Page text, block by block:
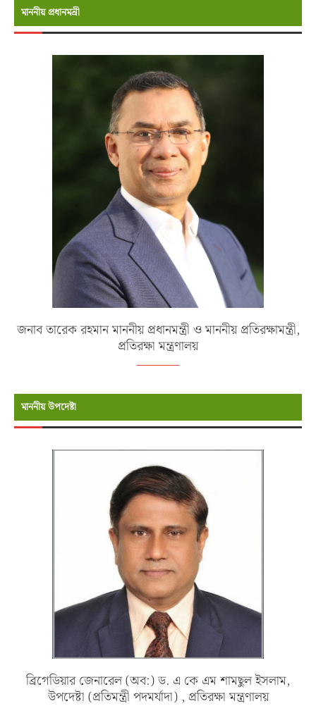
মাননীয় প্রধানমন্রী
জনাব তারেক রহমান মাননীয় প্রধানমন্ত্রী ও মাননীয় প্রতিরক্ষামন্ত্রী,
প্রতিরক্ষা মন্ত্রণালয়
মাননীয় উপদেষ্টা
ব্রিগেডিয়ার জেনারেল (অব:) ড. এ কে এম শামছুল ইসলাম,
উপদেষ্টা (প্রতিমন্ত্রী পদমর্যাদা) , প্রতিরক্ষা মন্ত্রণালয়